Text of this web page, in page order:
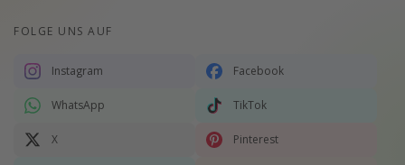
FOLGE UNS AUF
Instagram Facebook
WhatsApp TikTok
X Pinterest